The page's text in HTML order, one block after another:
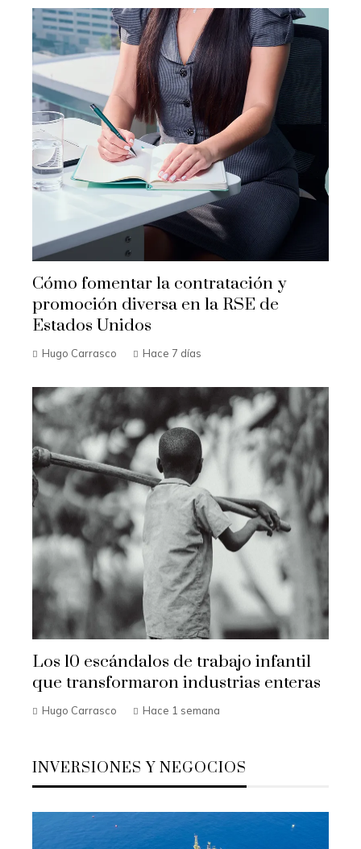
Cómo fomentar la contratación y
promoción diversa en la RSE de
Estados Unidos
Hugo Carrasco Hace 7 días
Los 10 escándalos de trabajo infantil
que transformaron industrias enteras
Hugo Carrasco Hace 1 semana
INVERSIONES Y NEGOCIOS